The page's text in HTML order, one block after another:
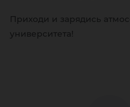
Приходи и зарядись
университета!